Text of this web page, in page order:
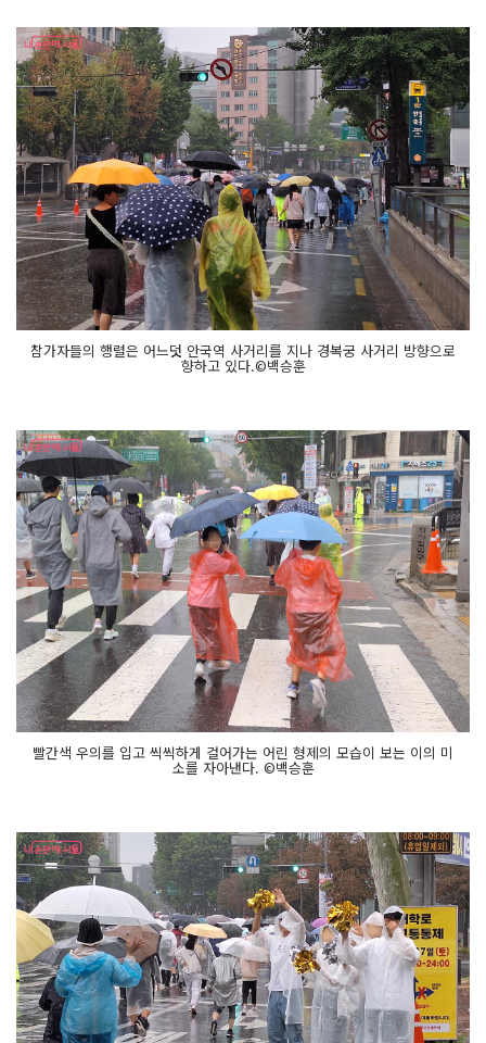
참가자들의 행렬은 어느덧 안국역 사거리를 지나 경복궁 사거리 방향으로
향하고 있다.©백승훈
빨간색 우의를 입고 씩씩하게 걸어가는 어린 형제의 모습이 보는 이의 미
소를 자아낸다. ©백승훈